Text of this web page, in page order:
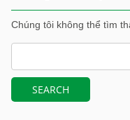
Chúng tôi không thể tìm